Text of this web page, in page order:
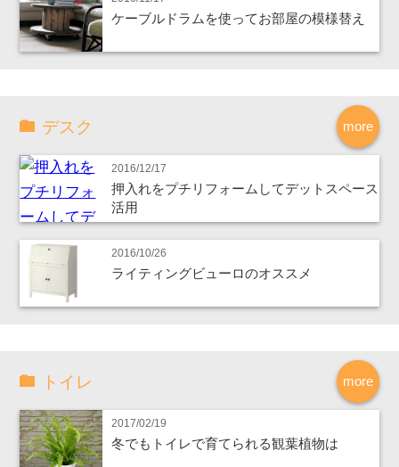
ケーブルドラムを使ってお部屋の模様替え
more
デスク
2016/12/17
押入れをプチリフォームしてデットスペース
活用
2016/10/26
ライティングビューロのオススメ
more
トイレ
2017/02/19
冬でもトイレで育てられる観葉植物は